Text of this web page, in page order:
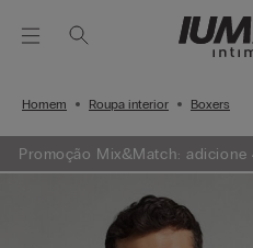
Homem Roupa interior Boxers
Promoção Mix&Match:
receba 1 GRÁTIS ou adicione 7